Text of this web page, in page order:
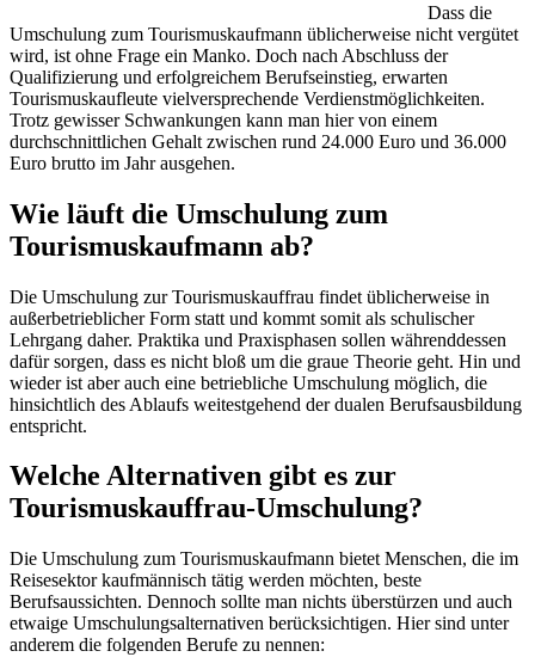
Dass die
Umschulung zum Tourismuskaufmann üblicherweise nicht vergütet
wird, ist ohne Frage ein Manko. Doch nach Abschluss der
Qualifizierung und erfolgreichem Berufseinstieg, erwarten
Tourismuskaufleute vielversprechende Verdienstmöglichkeiten.
Trotz gewisser Schwankungen kann man hier von einem
durchschnittlichen Gehalt zwischen rund 24.000 Euro und 36.000
Euro brutto im Jahr ausgehen.
Wie läuft die Umschulung zum
Tourismuskaufmann ab?
Die Umschulung zur Tourismuskauffrau findet üblicherweise in
außerbetrieblicher Form statt und kommt somit als schulischer
Lehrgang daher. Praktika und Praxisphasen sollen währenddessen
dafür sorgen, dass es nicht bloß um die graue Theorie geht. Hin und
wieder ist aber auch eine betriebliche Umschulung möglich, die
hinsichtlich des Ablaufs weitestgehend der dualen Berufsausbildung
entspricht.
Welche Alternativen gibt es zur
Tourismuskauffrau-Umschulung?
Die Umschulung zum Tourismuskaufmann bietet Menschen, die im
Reisesektor kaufmännisch tätig werden möchten, beste
Berufsaussichten. Dennoch sollte man nichts überstürzen und auch
etwaige Umschulungsalternativen berücksichtigen. Hier sind unter
anderem die folgenden Berufe zu nennen: